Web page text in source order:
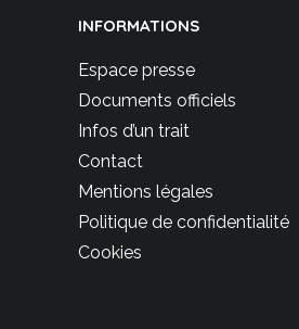
INFORMATIONS
Espace presse
Documents officiels
Infos d’un trait
Contact
Mentions légales
Politique de confidentialité
Cookies